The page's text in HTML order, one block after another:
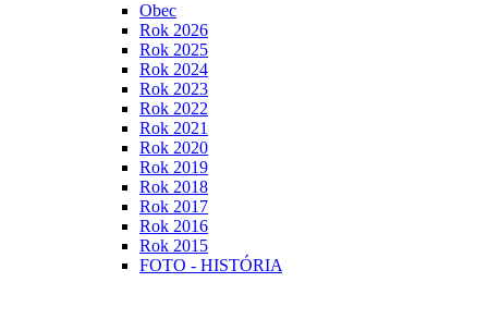
Obec
Rok 2026
Rok 2025
Rok 2024
Rok 2023
Rok 2022
Rok 2021
Rok 2020
Rok 2019
Rok 2018
Rok 2017
Rok 2016
Rok 2015
FOTO - HISTÓRIA